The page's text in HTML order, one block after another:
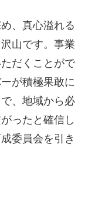
、真心溢れる
山です。事業
だくことがで
が積極果敢に
、地域から必
ったと確信し
委員会を引き